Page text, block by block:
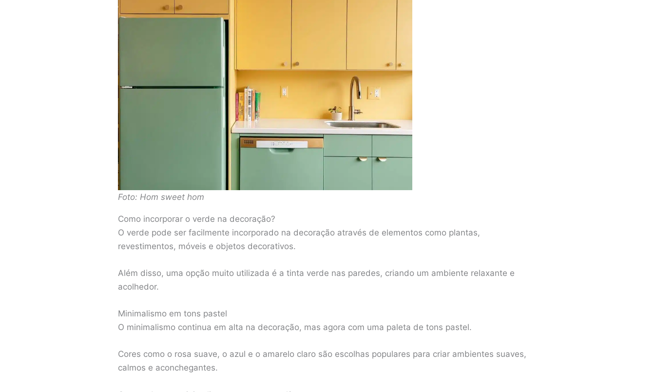
Foto: Hom sweet hom
Como incorporar o verde na decoração?
O verde pode ser facilmente incorporado na decoração através de elementos como plantas,
revestimentos, móveis e objetos decorativos.
Além disso, uma opção muito utilizada é a tinta verde nas paredes, criando um ambiente relaxante e
acolhedor.
Minimalismo em tons pastel
O minimalismo continua em alta na decoração, mas agora com uma paleta de tons pastel.
Cores como o rosa suave, o azul e o amarelo claro são escolhas populares para criar ambientes suaves,
calmos e aconchegantes.